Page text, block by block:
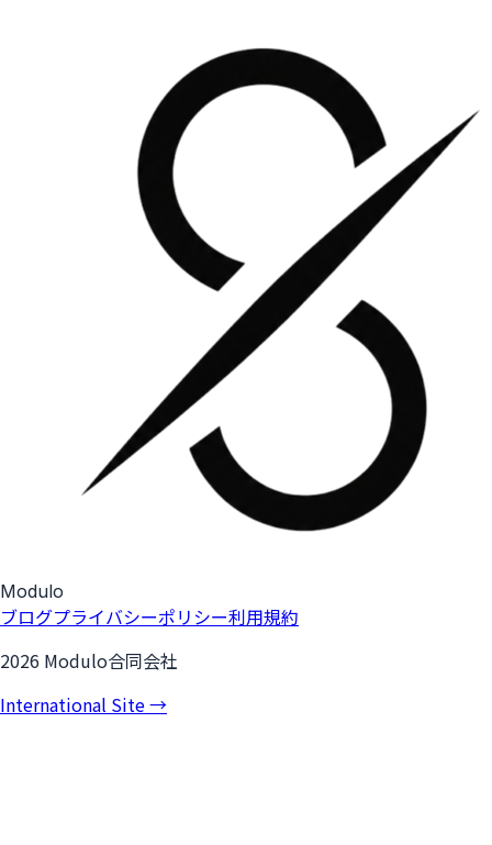
Modulo
ブログプライバシーポリシー利用規約
2026 Modulo合同会社
International Site →